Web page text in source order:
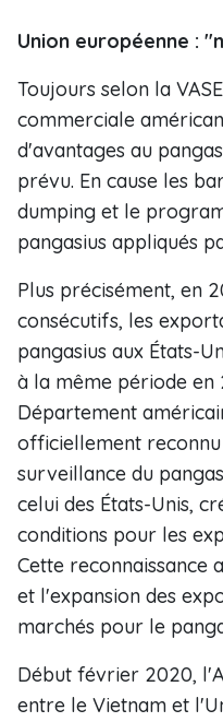
Union européenne :
Toujours selon la
commerciale
d'avantages au
prévu. En cause les
dumping et le
pangasius appliqués
Plus précisément, en
consécutifs, les
pangasius aux États-
à la même période en
Département
officiellement
surveillance du
celui des États-Unis,
conditions pour les
Cette reconnaissance
et l'expansion des
marchés pour le
Début février 2020,
entre le Vietnam et